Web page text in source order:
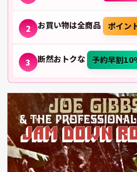
2 お買い物は全商品 ポイン
3 断然おトクな 予約早割